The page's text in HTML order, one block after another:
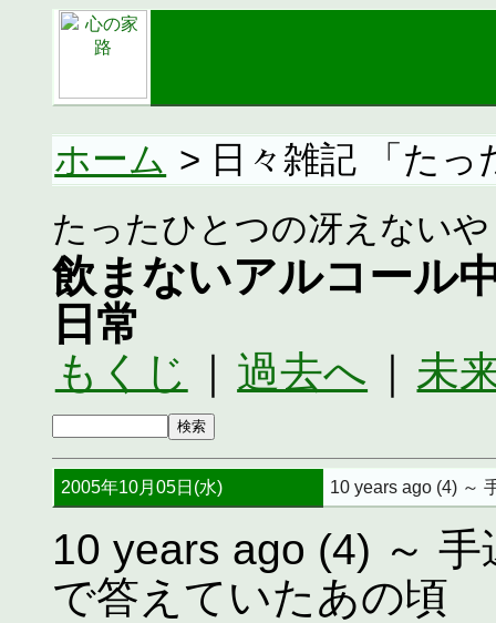
ホーム > 日々雑記 「た
たったひとつの冴えない
飲まないアルコール
日常
もくじ 過去へ 未
2005年10月05日(水) 10 years ago (4) ～
10 years ago (4) ～
で答えていたあの頃